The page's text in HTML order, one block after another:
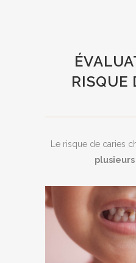
RISQUE
Le risque de caries